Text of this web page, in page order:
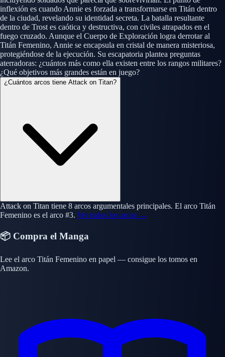
inflexión es cuando Annie es forzada a transformarse en Titán dentro
de la ciudad, revelando su identidad secreta. La batalla resultante
dentro de Trost es caótica y destructiva, con civiles atrapados en el
fuego cruzado. Aunque el Cuerpo de Exploración logra derrotar al
Titán Femenino, Annie se encapsula en cristal de manera misteriosa,
protegiéndose de la ejecución. Su escapatoria plantea preguntas
aterradoras: ¿cuántos más como ella existen entre los rangos militares?
¿Qué objetivos más grandes están en juego?
¿Cuántos arcos tiene Attack on Titan?
Attack on Titan tiene 8 arcos argumentales principales. El arco Titán
Femenino es el arco #3. Ver todos los arcos →
📦 Compra el Manga
Lee el arco Titán Femenino en papel — consigue los tomos en
Amazon.